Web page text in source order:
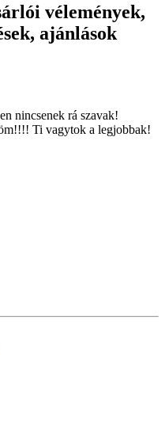
vélemények,
ajánlások
nincsenek rá szavak!
Ti vagytok a legjobbak!